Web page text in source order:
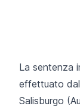
La sentenza
effettuato
Salisburgo